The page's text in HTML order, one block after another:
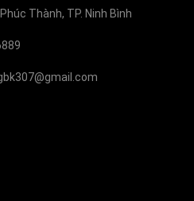
Thành, TP. Ninh Bình